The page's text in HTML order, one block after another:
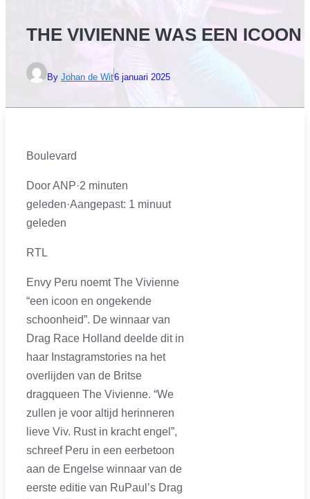
THE VIVIENNE WAS EEN ICOON
By Johan de Wit6 januari 2025
Boulevard
Door ANP·2 minuten
geleden·Aangepast: 1 minuut
geleden
RTL
Envy Peru noemt The Vivienne
“een icoon en ongekende
schoonheid”. De winnaar van
Drag Race Holland deelde dit in
haar Instagramstories na het
overlijden van de Britse
dragqueen The Vivienne. “We
zullen je voor altijd herinneren
lieve Viv. Rust in kracht engel”,
schreef Peru in een eerbetoon
aan de Engelse winnaar van de
eerste editie van RuPaul’s Drag